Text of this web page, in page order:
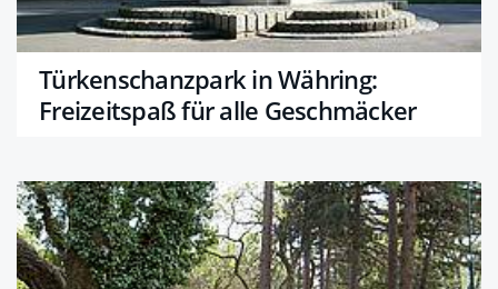
Türkenschanzpark in Währing:
Freizeitspaß für alle Geschmäcker